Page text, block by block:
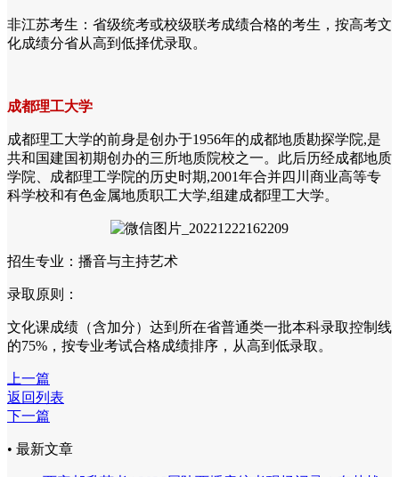
非江苏考生：省级统考或校级联考成绩合格的考生，按高考文
化成绩分省从高到低择优录取。
成都理工大学
成都理工大学的前身是创办于1956年的成都地质勘探学院,是
共和国建国初期创办的三所地质院校之一。此后历经成都地质
学院、成都理工学院的历史时期,2001年合并四川商业高等专
科学校和有色金属地质职工大学,组建成都理工大学。
招生专业：播音与主持艺术
录取原则：
文化课成绩（含加分）达到所在省普通类一批本科录取控制线
的75%，按专业考试合格成绩排序，从高到低录取。
上一篇
返回列表
下一篇
• 最新文章